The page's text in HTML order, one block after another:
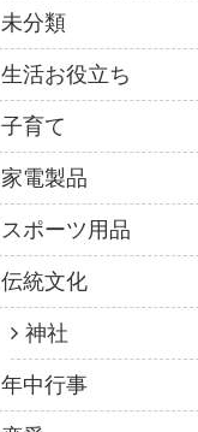
未分類
生活お役立ち
子育て
家電製品
スポーツ用品
伝統文化
神社
年中行事